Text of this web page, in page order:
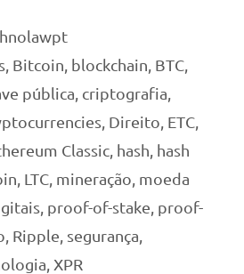
, Bitcoin blockchain BTC,
pública criptografia
Direito ETC
Classic hash hash
LTC mineração moeda
proof-of-stake proof-
Ripple segurança
XPR